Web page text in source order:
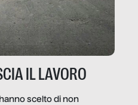
IL LAVORO
scelto di non